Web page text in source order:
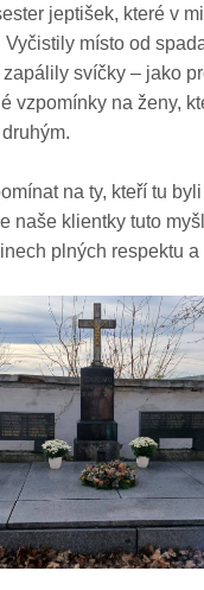
jeptišek, které v
Vyčistily místo od
svíčky – jako
vzpomínky na ženy,
na ty, kteří tu
naše klientky tuto
plných respektu a